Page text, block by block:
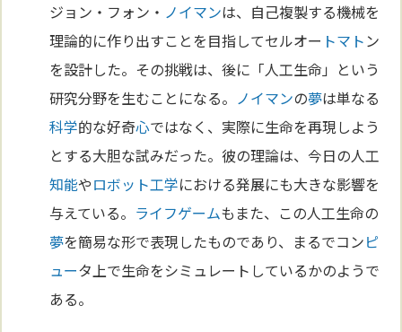
ジョン・フォン・ ノイマンは、自己複製する機械を
理論的に作り出すことを目指してセルオー トマトン
を設計した。その挑戦は、後に「人工生命」という
研究分野を生むことになる。 ノイマンの夢は単なる
科学的な好奇心ではなく、実際に生命を再現しよう
とする大胆な試みだった。彼の理論は、今日の人工
知能やロボット工学における発展にも大きな影響を
与えている。 ライフゲームもまた、この人工生命の
夢を簡易な形で表現したものであり、まるでコンピ
ュータ上で生命をシミュレートしているかのようで
ある。